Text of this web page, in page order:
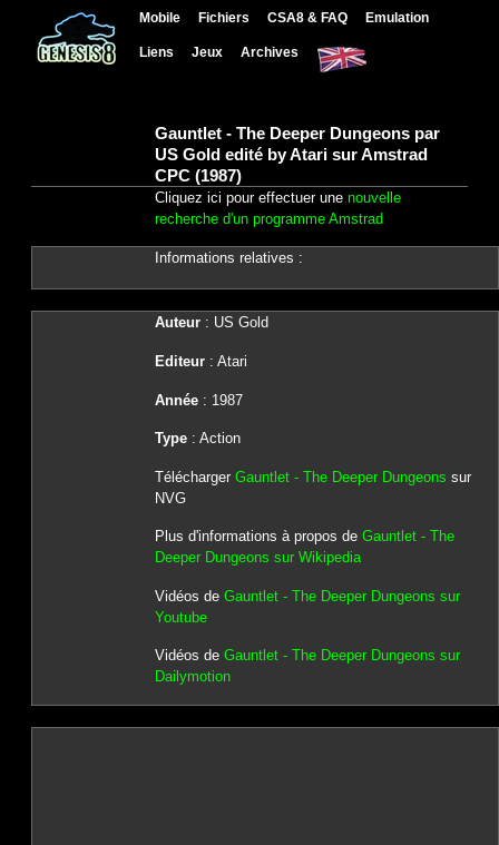
Mobile Fichiers CSA8 & FAQ Emulation
Liens Jeux Archives
Gauntlet - The Deeper Dungeons par
US Gold edité by Atari sur Amstrad
CPC (1987)
Cliquez ici pour effectuer une nouvelle
recherche d'un programme Amstrad
Informations relatives :
Auteur: US Gold
Editeur: Atari
Année: 1987
Type: Action
Télécharger Gauntlet - The Deeper Dungeons sur
NVG
Plus d'informations à propos de Gauntlet - The
Deeper Dungeons sur Wikipedia
Vidéos de Gauntlet - The Deeper Dungeons sur
Youtube
Vidéos de Gauntlet - The Deeper Dungeons sur
Dailymotion